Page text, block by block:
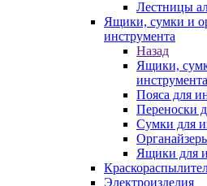
Лестницы
Ящики, сумки и
инструмента
Назад
Ящики,
инструмента
Пояса для
Переноски
Сумки для
Ящики для
Электроизделия